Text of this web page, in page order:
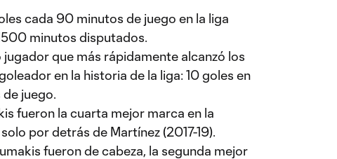
cada 90 minutos de juego en la liga
minutos disputados.
que más rápidamente alcanzó los
en la historia de la liga: 10 goles en
juego.
fueron la cuarta mejor marca en la
por detrás de Martínez (2017-19).
fueron de cabeza, la segunda mejor